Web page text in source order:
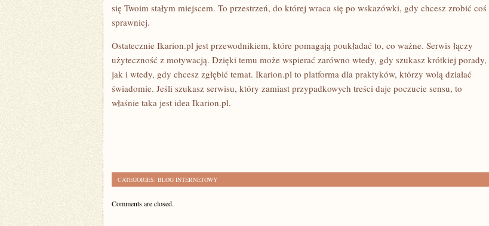
się Twoim stałym miejscem. To przestrzeń, do której wraca się po wskazówki, gdy chcesz zrobić coś
sprawniej.
Ostatecznie Ikarion.pl jest przewodnikiem, które pomagają poukładać to, co ważne. Serwis łączy
użyteczność z motywacją. Dzięki temu może wspierać zarówno wtedy, gdy szukasz krótkiej porady,
jak i wtedy, gdy chcesz zgłębić temat. Ikarion.pl to platforma dla praktyków, którzy wolą działać
świadomie. Jeśli szukasz serwisu, który zamiast przypadkowych treści daje poczucie sensu, to
właśnie taka jest idea Ikarion.pl.
CATEGORIES: BLOG INTERNETOWY
Comments are closed.